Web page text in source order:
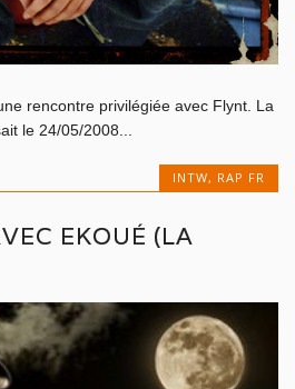
rencontre privilégiée avec Flynt. La
le 24/05/2008...
INTW, RAP FR
EKOUÉ (LA